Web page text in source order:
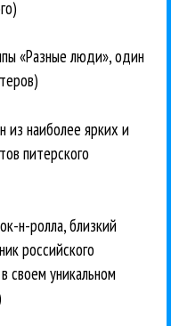
«Разные люди», один
из наиболее ярких и
питерского
н-ролла, близкий
российского
своем уникальном